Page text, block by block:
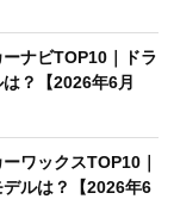
ーナビTOP10｜ドラ
？【2026年6月
ワックスTOP10｜
ルは？【2026年6